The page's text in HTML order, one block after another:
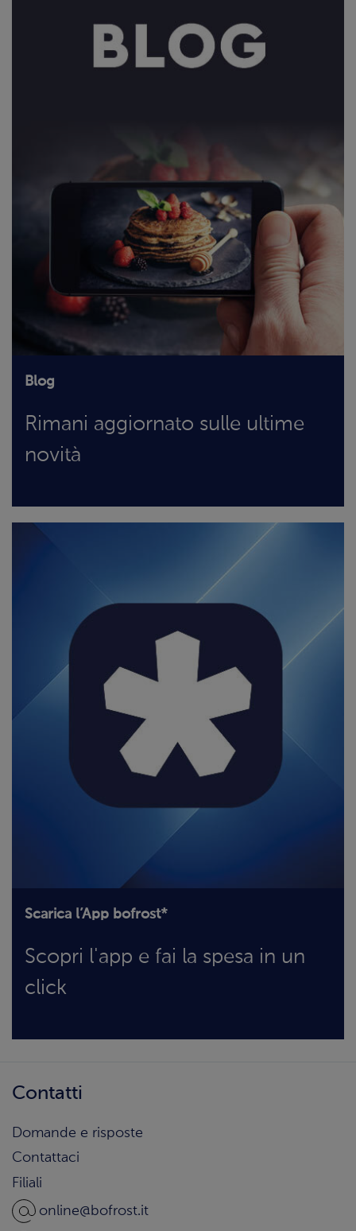
Blog
Rimani aggiornato sulle ultime
novità
Scarica l’App bofrost*
Scopri l'app e fai la spesa in un
click
Contatti
Domande e risposte
Contattaci
Filiali
online@bofrost.it